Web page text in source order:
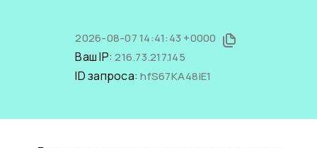
2026-08-07 14:41:43 +0000
Ваш IP:216.73.217.145
ID запроса:hfS67KA48iE1